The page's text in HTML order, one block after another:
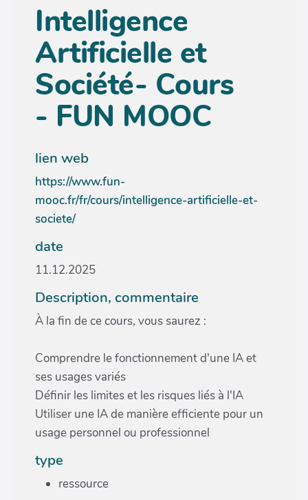
Intelligence
Artificielle et
Société- Cours
- FUN MOOC
lien web
https://www.fun-
mooc.fr/fr/cours/intelligence-artificielle-et-
societe/
date
11.12.2025
Description, commentaire
À la fin de ce cours, vous saurez :
Comprendre le fonctionnement d'une IA et
ses usages variés
Définir les limites et les risques liés à l'IA
Utiliser une IA de manière efficiente pour un
usage personnel ou professionnel
type
ressource